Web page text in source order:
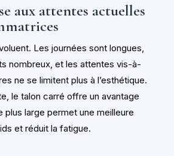
aux attentes actuelles
Les journées sont longues,
nombreux, et les attentes vis-à-
ne se limitent plus à l’esthétique.
le talon carré offre un avantage
plus large permet une meilleure
et réduit la fatigue.